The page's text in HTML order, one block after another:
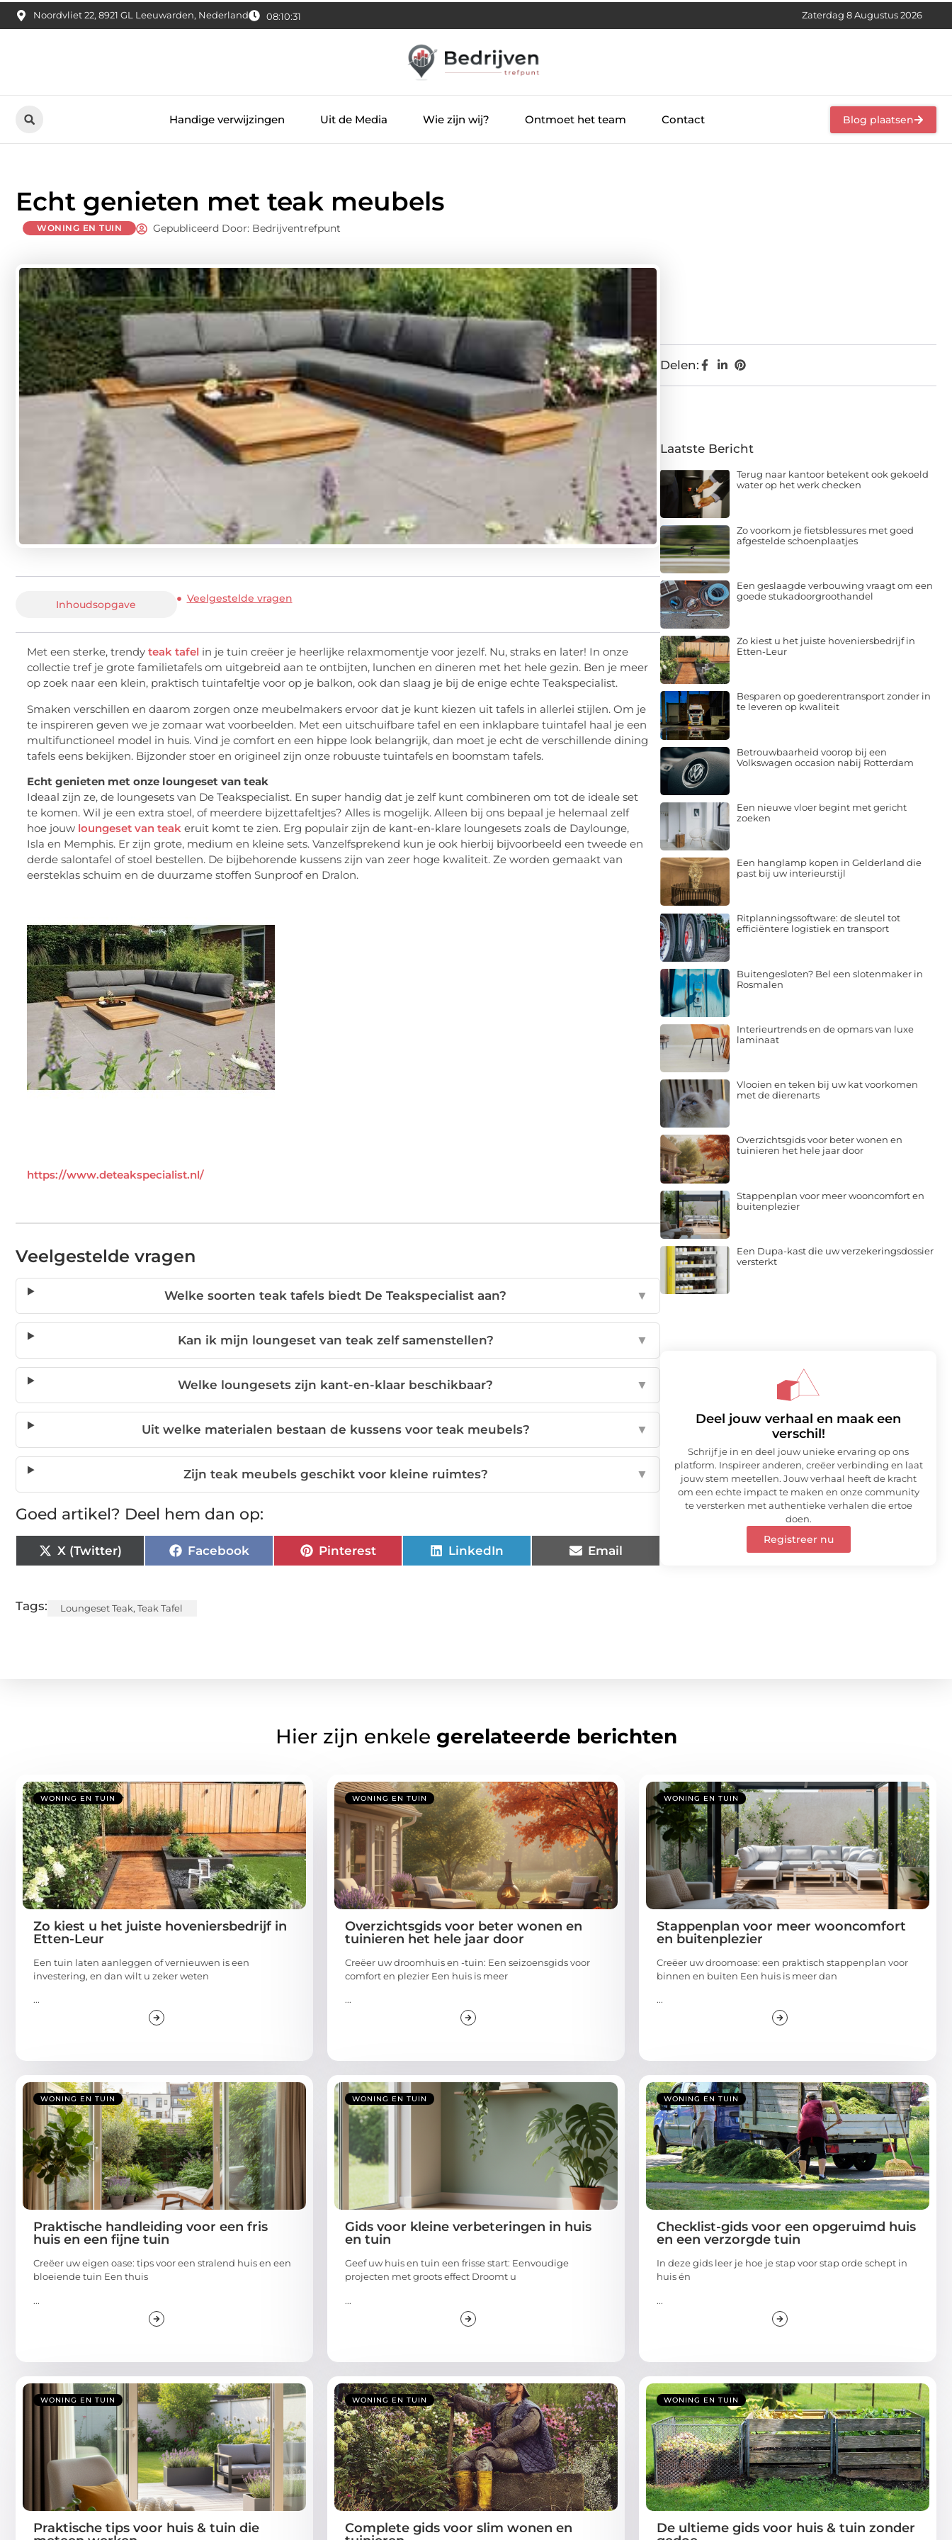
Noordvliet 22, 8921 GL Leeuwarden, Nederland 08:10:32 Zaterdag 8 Augustus 2026
Handige verwijzingen Uit de Media Wie zijn wij? Ontmoet het team Contact Blog plaatsen
Echt genieten met teak meubels
WONING EN TUIN Gepubliceerd Door: Bedrijventrefpunt
Inhoudsopgave Veelgestelde vragen
Met een sterke, trendy teak tafel in je tuin creëer je heerlijke relaxmomentje voor jezelf. Nu, straks en later! In onze
collectie tref je grote familietafels om uitgebreid aan te ontbijten, lunchen en dineren met het hele gezin. Ben je meer
op zoek naar een klein, praktisch tuintafeltje voor op je balkon, ook dan slaag je bij de enige echte Teakspecialist.
Smaken verschillen en daarom zorgen onze meubelmakers ervoor dat je kunt kiezen uit tafels in allerlei stijlen. Om je
te inspireren geven we je zomaar wat voorbeelden. Met een uitschuifbare tafel en een inklapbare tuintafel haal je een
multifunctioneel model in huis. Vind je comfort en een hippe look belangrijk, dan moet je echt de verschillende dining
tafels eens bekijken. Bijzonder stoer en origineel zijn onze robuuste tuintafels en boomstam tafels.
Echt genieten met onze loungeset van teak
Ideaal zijn ze, de loungesets van De Teakspecialist. En super handig dat je zelf kunt combineren om tot de ideale set
te komen. Wil je een extra stoel, of meerdere bijzettafeltjes? Alles is mogelijk. Alleen bij ons bepaal je helemaal zelf
hoe jouw loungeset van teak eruit komt te zien. Erg populair zijn de kant-en-klare loungesets zoals de Daylounge,
Isla en Memphis. Er zijn grote, medium en kleine sets. Vanzelfsprekend kun je ook hierbij bijvoorbeeld een tweede en
derde salontafel of stoel bestellen. De bijbehorende kussens zijn van zeer hoge kwaliteit. Ze worden gemaakt van
eersteklas schuim en de duurzame stoffen Sunproof en Dralon.
https://www.deteakspecialist.nl/
Veelgestelde vragen
Welke soorten teak tafels biedt De Teakspecialist aan? ▼
Kan ik mijn loungeset van teak zelf samenstellen? ▼
Welke loungesets zijn kant-en-klaar beschikbaar? ▼
Uit welke materialen bestaan de kussens voor teak meubels? ▼
Zijn teak meubels geschikt voor kleine ruimtes? ▼
Goed artikel? Deel hem dan op:
X (Twitter) Facebook Pinterest LinkedIn Email
Tags: Loungeset Teak, Teak Tafel
Delen:
Laatste Bericht
Terug naar kantoor betekent ook gekoeld
water op het werk checken
Zo voorkom je fietsblessures met goed
afgestelde schoenplaatjes
Een geslaagde verbouwing vraagt om een
goede stukadoorgroothandel
Zo kiest u het juiste hoveniersbedrijf in
Etten-Leur
Besparen op goederentransport zonder in
te leveren op kwaliteit
Betrouwbaarheid voorop bij een
Volkswagen occasion nabij Rotterdam
Een nieuwe vloer begint met gericht
zoeken
Een hanglamp kopen in Gelderland die
past bij uw interieurstijl
Ritplanningssoftware: de sleutel tot
efficiëntere logistiek en transport
Buitengesloten? Bel een slotenmaker in
Rosmalen
Interieurtrends en de opmars van luxe
laminaat
Vlooien en teken bij uw kat voorkomen
met de dierenarts
Overzichtsgids voor beter wonen en
tuinieren het hele jaar door
Stappenplan voor meer wooncomfort en
buitenplezier
Een Dupa-kast die uw verzekeringsdossier
versterkt
Deel jouw verhaal en maak een
verschil!
Schrijf je in en deel jouw unieke ervaring op ons
platform. Inspireer anderen, creëer verbinding en laat
jouw stem meetellen. Jouw verhaal heeft de kracht
om een echte impact te maken en onze community
te versterken met authentieke verhalen die ertoe
doen.
Registreer nu
Hier zijn enkele gerelateerde berichten
WONING EN TUIN
Zo kiest u het juiste hoveniersbedrijf in
Etten-Leur
Een tuin laten aanleggen of vernieuwen is een
investering, en dan wilt u zeker weten
...
WONING EN TUIN
Overzichtsgids voor beter wonen en
tuinieren het hele jaar door
Creëer uw droomhuis en -tuin: Een seizoensgids voor
comfort en plezier Een huis is meer
...
WONING EN TUIN
Stappenplan voor meer wooncomfort
en buitenplezier
Creëer uw droomoase: een praktisch stappenplan voor
binnen en buiten Een huis is meer dan
...
WONING EN TUIN
Praktische handleiding voor een fris
huis en een fijne tuin
Creëer uw eigen oase: tips voor een stralend huis en een
bloeiende tuin Een thuis
...
WONING EN TUIN
Gids voor kleine verbeteringen in huis
en tuin
Geef uw huis en tuin een frisse start: Eenvoudige
projecten met groots effect Droomt u
...
WONING EN TUIN
Checklist-gids voor een opgeruimd huis
en een verzorgde tuin
In deze gids leer je hoe je stap voor stap orde schept in
huis én
...
WONING EN TUIN
Praktische tips voor huis & tuin die
WONING EN TUIN
Complete gids voor slim wonen en
WONING EN TUIN
De ultieme gids voor huis & tuin zonder